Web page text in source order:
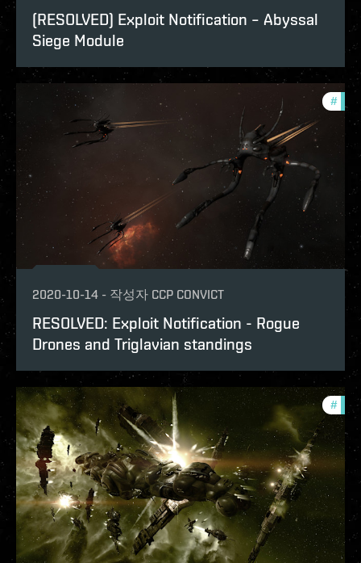
(RESOLVED) Exploit Notification – Abyssal
Siege Module
#
2020-10-14 - 작성자 CCP CONVICT
RESOLVED: Exploit Notification - Rogue
Drones and Triglavian standings
#